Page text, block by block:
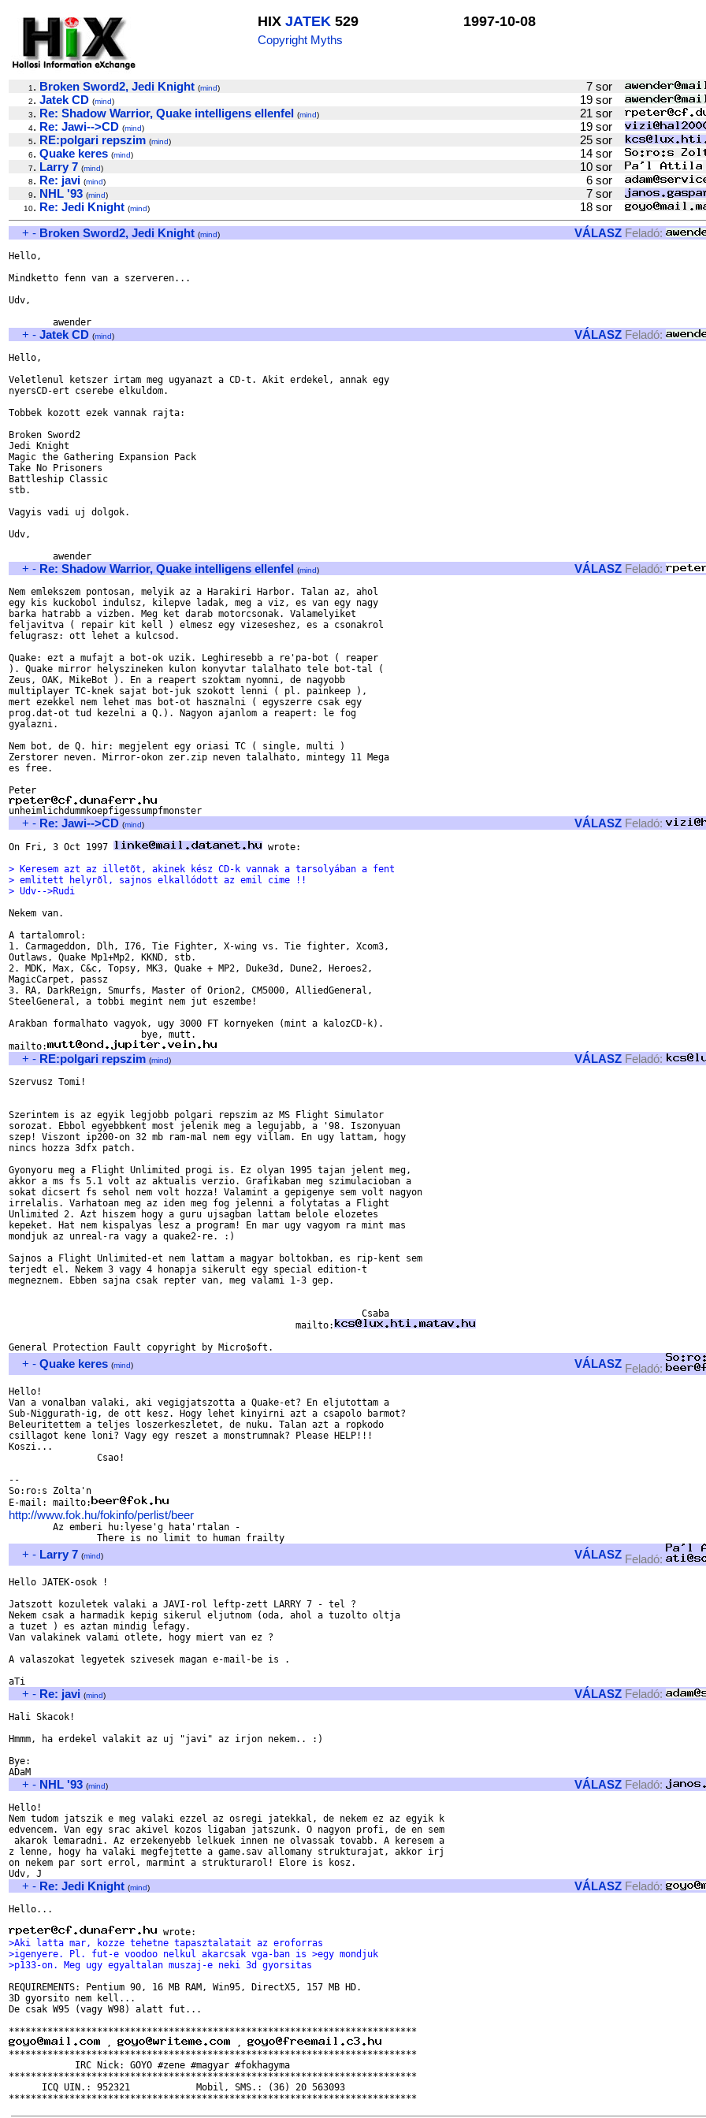
HIX JATEK 529
Copyright Myths
1997-10-08
1 . Broken Sword2, Jedi Knight (mind) 7 sor
2. Jatek CD (mind) 19 sor
3. Re: Shadow Warrior, Quake intelligens ellenfel (mind) 21 sor
4. Re: Jawi-->CD (mind) 19 sor
5. RE:polgari repszim (mind) 25 sor
6. Quake keres (mind) 14 sor
7. Larry 7 (mind) 10 sor
8. Re: javi (mind) 6 sor
9. NHL '93 (mind) 7 sor
10. Re: Jedi Knight (mind) 18 sor
+ - Broken Sword2, Jedi Knight (mind) VÁLASZ Feladó:
Hello,
Mindketto fenn van a szerveren...
Udv,
+ - Jatek CD (mind) VÁLASZ Feladó:
Hello,
Veletlenul ketszer irtam meg ugyanazt a CD-t. Akit erdekel, annak egy
nyersCD-ert cserebe elkuldom.
Tobbek kozott ezek vannak rajta:
Broken Sword2
Jedi Knight
Magic the Gathering Expansion Pack
Take No Prisoners
Battleship Classic
stb.
Vagyis vadi uj dolgok.
Udv,
+ - Re: Shadow Warrior, Quake intelligens ellenfel (mind) VÁLASZ Feladó:
Nem emlekszem pontosan, melyik az a Harakiri Harbor. Talan az, ahol
egy kis kuckobol indulsz, kilepve ladak, meg a viz, es van egy nagy
barka hatrabb a vizben. Meg ket darab motorcsonak. Valamelyiket
feljavitva ( repair kit kell ) elmesz egy vizeseshez, es a csonakrol
felugrasz: ott lehet a kulcsod.
Quake: ezt a mufajt a bot-ok uzik. Leghiresebb a re'pa-bot ( reaper
). Quake mirror helyszineken kulon konyvtar talalhato tele bot-tal (
Zeus, OAK, MikeBot ). En a reapert szoktam nyomni, de nagyobb
multiplayer TC-knek sajat bot-juk szokott lenni ( pl. painkeep ),
mert ezekkel nem lehet mas bot-ot hasznalni ( egyszerre csak egy
prog.dat-ot tud kezelni a Q.). Nagyon ajanlom a reapert: le fog
gyalazni.
Nem bot, de Q. hir: megjelent egy oriasi TC ( single, multi )
Zerstorer neven. Mirror-okon zer.zip neven talalhato, mintegy 11 Mega
es free.
+ - Re: Jawi-->CD (mind) VÁLASZ Feladó:
On Fri, 3 Oct 1997
wrote:
> Keresem azt az illetõt, akinek kész CD-k vannak a tarsolyában a fent
> emlitett helyrõl, sajnos elkallódott az emil cime !!
> Udv-->Rudi
Nekem van.
A tartalomrol:
1. Carmageddon, Dlh, I76, Tie Fighter, X-wing vs. Tie fighter, Xcom3,
Outlaws, Quake Mp1+Mp2, KKND, stb.
2. MDK, Max, C&c, Topsy, MK3, Quake + MP2, Duke3d, Dune2, Heroes2,
MagicCarpet, passz
3. RA, DarkReign, Smurfs, Master of Orion2, CM5000, AlliedGeneral,
SteelGeneral, a tobbi megint nem jut eszembe!
Arakban formalhato vagyok, ugy 3000 FT kornyeken (mint a kalozCD-k).
mailto:
+ - RE:polgari repszim (mind) VÁLASZ Feladó:
Szervusz Tomi!
Szerintem is az egyik legjobb polgari repszim az MS Flight Simulator
sorozat. Ebbol egyebbkent most jelenik meg a legujabb, a '98. Iszonyuan
szep! Viszont ip200-on 32 mb ram-mal nem egy villam. En ugy lattam, hogy
nincs hozza 3dfx patch.
Gyonyoru meg a Flight Unlimited progi is. Ez olyan 1995 tajan jelent meg,
akkor a ms fs 5.1 volt az aktualis verzio. Grafikaban meg szimulacioban a
sokat dicsert fs sehol nem volt hozza! Valamint a gepigenye sem volt nagyon
irrelalis. Varhatoan meg az iden meg fog jelenni a folytatas a Flight
Unlimited 2. Azt hiszem hogy a guru ujsagban lattam belole elozetes
kepeket. Hat nem kispalyas lesz a program! En mar ugy vagyom ra mint mas
mondjuk az unreal-ra vagy a quake2-re. :)
Sajnos a Flight Unlimited-et nem lattam a magyar boltokban, es rip-kent sem
terjedt el. Nekem 3 vagy 4 honapja sikerult egy special edition-t
megneznem. Ebben sajna csak repter van, meg valami 1-3 gep.
  						    mailto:
+ - Quake keres (mind) VÁLASZ Feladó:
Hello!
Van a vonalban valaki, aki vegigjatszotta a Quake-et? En eljutottam a
Sub-Niggurath-ig, de ott kesz. Hogy lehet kinyirni azt a csapolo barmot?
Beleuritettem a teljes loszerkeszletet, de nuku. Talan azt a ropkodo
csillagot kene loni? Vagy egy reszet a monstrumnak? Please HELP!!!
Koszi...
--
So:ro:s Zolta'n
E-mail: mailto:
http://www.fok.hu/fokinfo/perlist/beer
+ - Larry 7 (mind) VÁLASZ Feladó:
Hello JATEK-osok !
Jatszott kozuletek valaki a JAVI-rol leftp-zett LARRY 7 - tel ?
Nekem csak a harmadik kepig sikerul eljutnom (oda, ahol a tuzolto oltja
a tuzet ) es aztan mindig lefagy.
Van valakinek valami otlete, hogy miert van ez ?
A valaszokat legyetek szivesek magan e-mail-be is .
+ - Re: javi (mind) VÁLASZ Feladó:
Hali Skacok!
Hmmm, ha erdekel valakit az uj "javi" az irjon nekem.. :)
Bye:
+ - NHL '93 (mind) VÁLASZ Feladó:
Hello!
Nem tudom jatszik e meg valaki ezzel az osregi jatekkal, de nekem ez az egyik k
edvencem. Van egy srac akivel kozos ligaban jatszunk. O nagyon profi, de en sem
akarok lemaradni. Az erzekenyebb lelkuek innen ne olvassak tovabb. A keresem a
z lenne, hogy ha valaki megfejtette a game.sav allomany strukturajat, akkor irj
on nekem par sort errol, marmint a strukturarol! Elore is kosz.
+ - Re: Jedi Knight (mind) VÁLASZ Feladó:
Hello...
>Aki latta mar, kozze tehetne tapasztalatait az eroforras
>igenyere. Pl. fut-e voodoo nelkul akarcsak vga-ban is >egy mondjuk
>p133-on. Meg ugy egyaltalan muszaj-e neki 3d gyorsitas
REQUIREMENTS: Pentium 90, 16 MB RAM, Win95, DirectX5, 157 MB HD.
3D gyorsito nem kell...
De csak W95 (vagy W98) alatt fut...
,
,
**************************************************************************
            IRC Nick: GOYO #zene #magyar #fokhagyma
**************************************************************************
      ICQ UIN.: 952321            Mobil, SMS.: (36) 20 563093